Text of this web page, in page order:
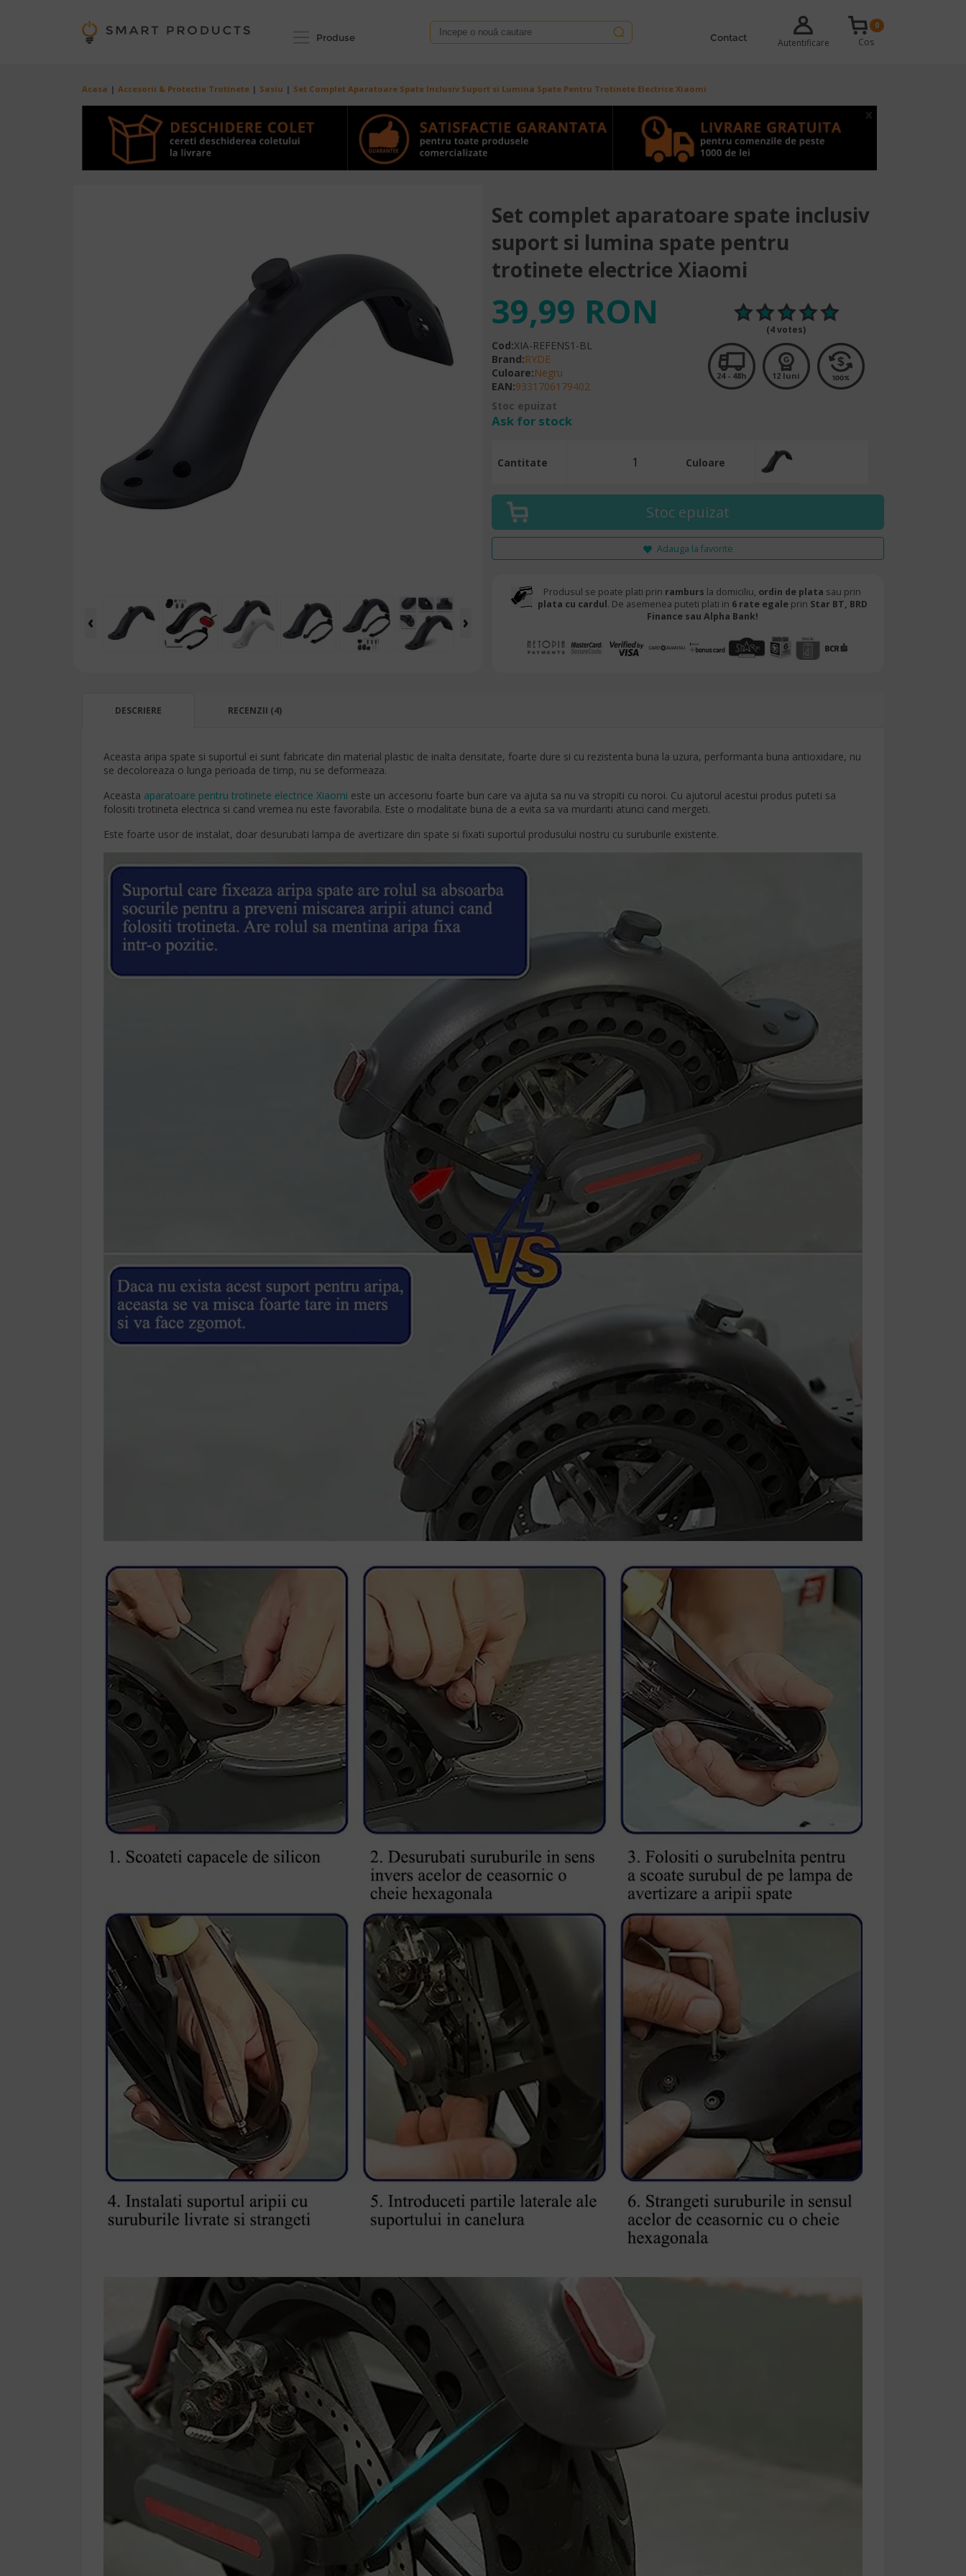
Produse Contact Autentificare
0
Cos
Breadcrumb
Acasa Accesorii & Protectie Trotinete Sasiu Set Complet Aparatoare Spate Inclusiv Suport si Lumina Spate Pentru Trotinete Electrice Xiaomi
x
Set complet aparatoare spate inclusiv
suport si lumina spate pentru
trotinete electrice Xiaomi
39,99 RON
Cod:XIA-REFENS1-BL
Brand:RYDE
Culoare:Negru
EAN:9331706179402
(4 votes)
24 - 48h 12 luni
Stoc epuizat
Ask for stock
Cantitate Culoare
Adauga la favorite
Produsul se poate plati prin ramburs la domiciliu, ordin de plata sau prin
plata cu cardul. De asemenea puteti plati in 6 rate egaleprin Star BT, BRD
Finance sau Alpha Bank!
DESCRIERE RECENZII (4)
Aceasta aripa spate si suportul ei sunt fabricate din material plastic de inalta densitate, foarte dure si cu rezistenta buna la uzura, performanta buna antioxidare, nu
se decoloreaza o lunga perioada de timp, nu se deformeaza.
Aceasta aparatoare pentru trotinete electrice Xiaomi este un accesoriu foarte bun care va ajuta sa nu va stropiti cu noroi. Cu ajutorul acestui produs puteti sa
folositi trotineta electrica si cand vremea nu este favorabila. Este o modalitate buna de a evita sa va murdariti atunci cand mergeti.
Este foarte usor de instalat, doar desurubati lampa de avertizare din spate si fixati suportul produsului nostru cu suruburile existente.